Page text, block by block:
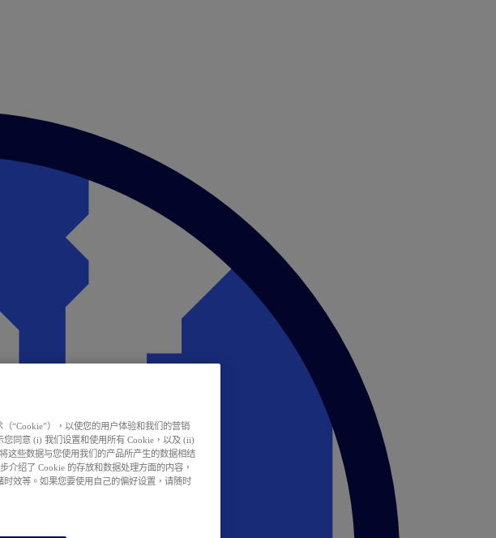
“Cookie”），以使您的用户体验和我们的营销
您同意 (i) 我们设置和使用所有 Cookie，以及 (ii)
这些数据与您使用我们的产品所产生的数据相结
介绍了 Cookie 的存放和数据处理方面的内容，
效等。如果您要使用自己的偏好设置，请随时